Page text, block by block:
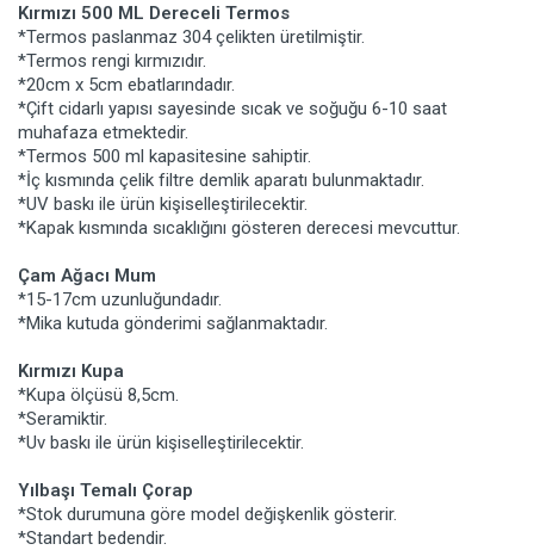
Kırmızı 500 ML Dereceli Termos
*Termos paslanmaz 304 çelikten üretilmiştir.
*Termos rengi kırmızıdır.
*20cm x 5cm ebatlarındadır.
*Çift cidarlı yapısı sayesinde sıcak ve soğuğu 6-10 saat
muhafaza etmektedir.
*Termos 500 ml kapasitesine sahiptir.
*İç kısmında çelik filtre demlik aparatı bulunmaktadır.
*UV baskı ile ürün kişiselleştirilecektir.
*Kapak kısmında sıcaklığını gösteren derecesi mevcuttur.
Çam Ağacı Mum
*15-17cm uzunluğundadır.
*Mika kutuda gönderimi sağlanmaktadır.
Kırmızı Kupa
*Kupa ölçüsü 8,5cm.
*Seramiktir.
*Uv baskı ile ürün kişiselleştirilecektir.
Yılbaşı Temalı Çorap
*Stok durumuna göre model değişkenlik gösterir.
*Standart bedendir.